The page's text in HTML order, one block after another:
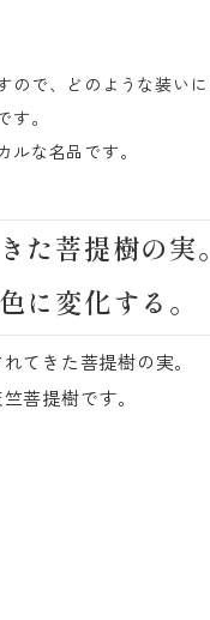
で、どのような装いに
。
な名品です。
た菩提樹の実。
に変化する。
てきた菩提樹の実。
菩提樹です。